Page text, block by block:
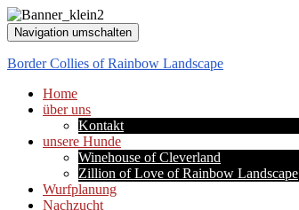
Navigation umschalten
Border Collies of Rainbow Landscape
Home
über uns
Kontakt
unsere Hunde
Winehouse of Cleverland
Zillion of Love of Rainbow Landscape
Wurfplanung
Nachzucht